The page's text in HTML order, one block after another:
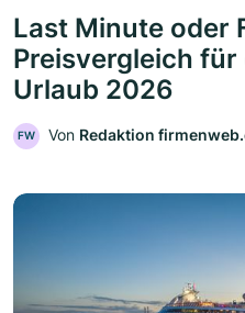
Last Minute oder
Preisvergleich
Urlaub 2026
FW Von Redaktion